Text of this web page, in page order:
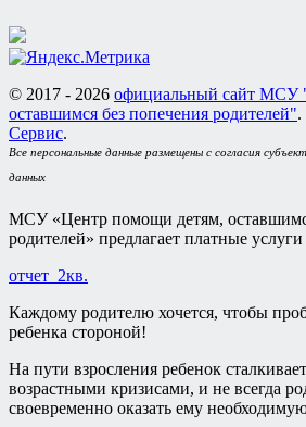
© 2017 - 2026 официальный сайт МСУ
оставшимся без попечения родителей".
Сервис.
Все персональные данные размещены с согласия
данных
МСУ «Центр помощи детям,
родителей» предлагает платные
отчет_2кв.
Каждому родителю хочется, чтобы
ребенка стороной!
На пути взросления ребенок
возрастными кризисами, и не всегда
своевременно оказать ему